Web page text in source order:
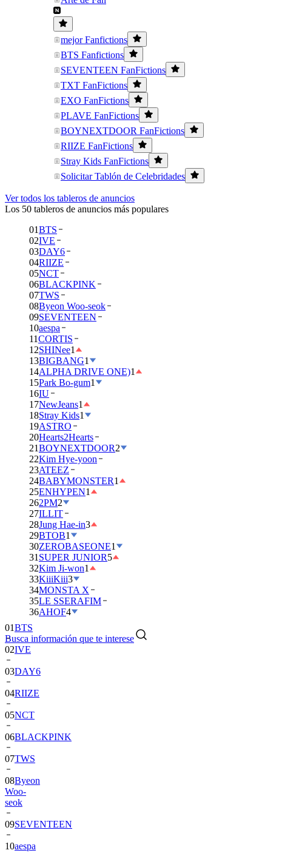
mejor Fanfictions
BTS Fanfictions
SEVENTEEN FanFictions
TXT FanFictions
EXO FanFictions
PLAVE FanFictions
BOYNEXTDOOR FanFictions
RIIZE FanFictions
Stray Kids FanFictions
Solicitar Tablón de Celebridades
Ver todos los tableros de anuncios
Los 50 tableros de anuncios más populares
01BTS
02IVE
03DAY6
04RIIZE
05NCT
06BLACKPINK
07TWS
08Byeon Woo-seok
09SEVENTEEN
10aespa
11CORTIS
12SHINee1
13BIGBANG1
14ALPHA DRIVE ONE)1
15Park Bo-gum1
16IU
17NewJeans1
18Stray Kids1
19ASTRO
20Hearts2Hearts
21BOYNEXTDOOR2
22Kim Hye-yoon
23ATEEZ
24BABYMONSTER1
25ENHYPEN1
262PM2
27ILLIT
28Jung Hae-in3
29BTOB1
30ZEROBASEONE1
31 SUPER JUNIOR5
32Kim Ji-won1
33KiiiKiii3
34MONSTA X
35LE SSERAFIM
36AHOF4
Busca información que te interese
01BTS
02IVE
03DAY6
04RIIZE
05NCT
06BLACKPINK
07TWS
08Byeon
Woo-
seok
09SEVENTEEN
10aespa